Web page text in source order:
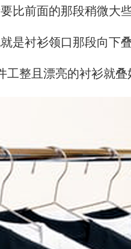
比前面的那段稍微大
是衬衫领口那段向下
工整且漂亮的衬衫就